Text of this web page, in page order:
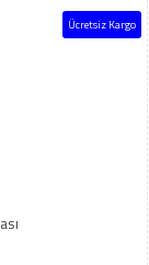
Ücretsiz Kargo